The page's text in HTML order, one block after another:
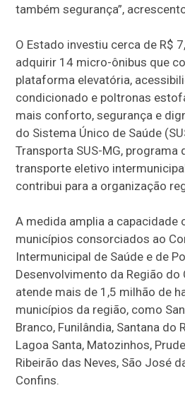
também segurança”,
O Estado investiu cerca de R$
adquirir 14 micro-ônibus que
plataforma elevatória,
condicionado e poltronas
mais conforto, segurança e
do Sistema Único de Saúde
Transporta SUS-MG, programa
transporte eletivo
contribui para a organização
A medida amplia a capacidade
municípios consorciados ao
Intermunicipal de Saúde e de
Desenvolvimento da Região do
atende mais de 1,5 milhão de
municípios da região, como
Branco, Funilândia, Santana do
Lagoa Santa, Matozinhos,
Ribeirão das Neves, São José
Confins.